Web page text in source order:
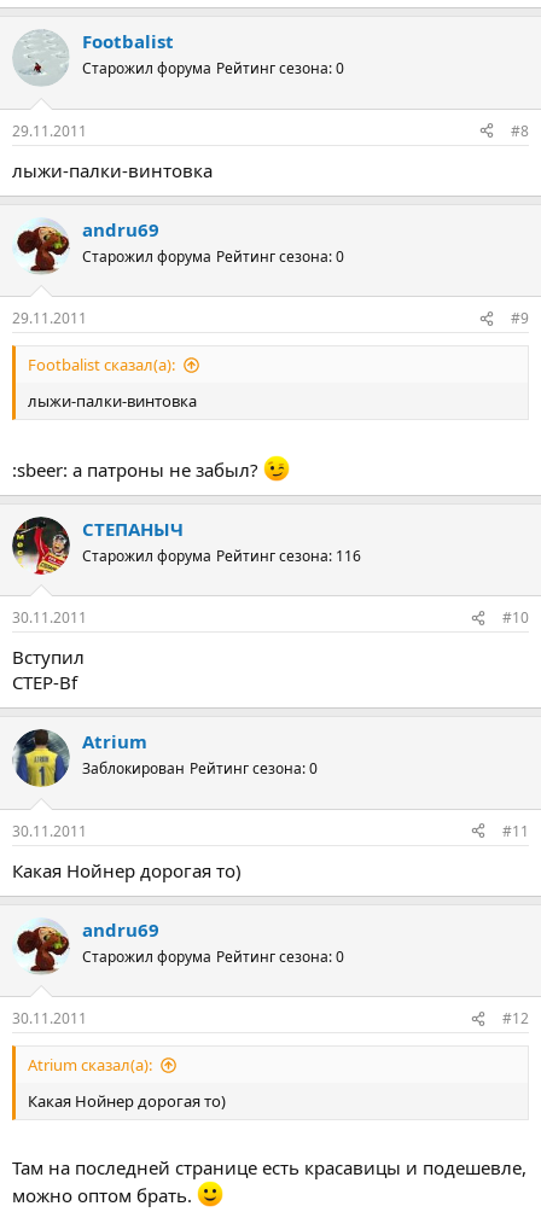
Footbalist
Старожил форума Рейтинг сезона: 0
29.11.2011 #8
лыжи-палки-винтовка
andru69
Старожил форума Рейтинг сезона: 0
29.11.2011 #9
Footbalist сказал(а):
лыжи-палки-винтовка
:sbeer: а патроны не забыл?
СТЕПАНЫЧ
Старожил форума Рейтинг сезона: 116
30.11.2011 #10
Вступил
CTEP-Bf
Atrium
Заблокирован Рейтинг сезона: 0
30.11.2011 #11
Какая Нойнер дорогая то)
andru69
Старожил форума Рейтинг сезона: 0
30.11.2011 #12
Atrium сказал(а):
Какая Нойнер дорогая то)
Там на последней странице есть красавицы и подешевле,
можно оптом брать.